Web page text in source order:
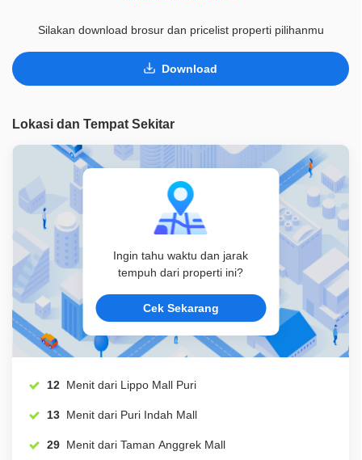
Silakan download brosur dan pricelist properti pilihanmu
Download
Lokasi dan Tempat Sekitar
Ingin tahu waktu dan jarak
tempuh dari properti ini?
Cek Sekarang
12 Menit dari Lippo Mall Puri
13 Menit dari Puri Indah Mall
29 Menit dari Taman Anggrek Mall